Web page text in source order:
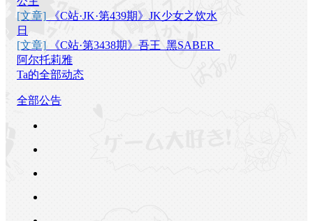
[文章] 《C站·JK·第439期》JK少女之饮水
日
[文章] 《C站·第3438期》吾王_黑SABER_
阿尔托莉雅
Ta的全部动态
全部公告